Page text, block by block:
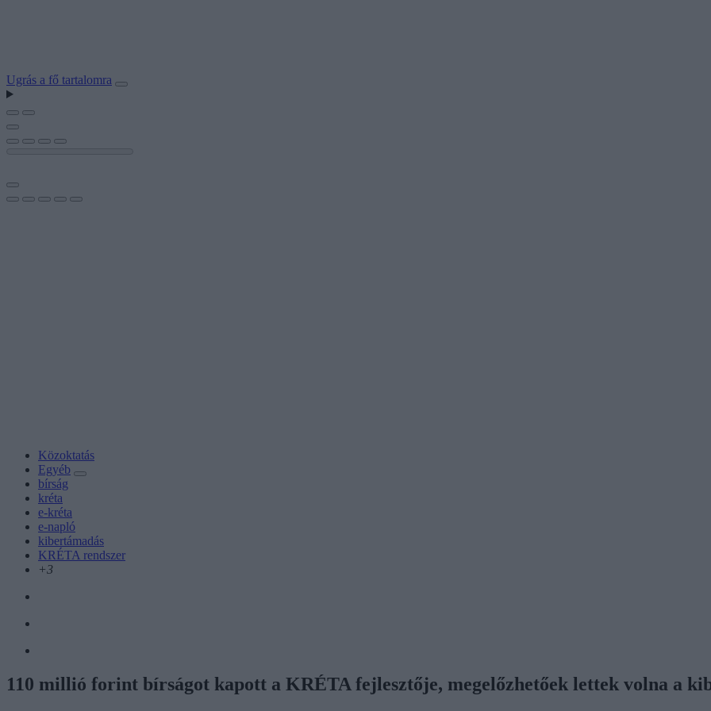
Ugrás a fő tartalomra
Közoktatás
Egyéb
bírság
kréta
e-kréta
e-napló
kibertámadás
KRÉTA rendszer
+3
110 millió forint bírságot kapott a KRÉTA fejlesztője, megelőzhetőek lettek volna a